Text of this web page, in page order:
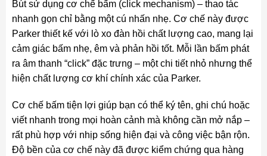
Bút sử dụng cơ chế bấm (click mechanism) – thao tác
nhanh gọn chỉ bằng một cú nhấn nhẹ. Cơ chế này được
Parker thiết kế với lò xo đàn hồi chất lượng cao, mang lại
cảm giác bấm nhẹ, êm và phản hồi tốt. Mỗi lần bấm phát
ra âm thanh “click” đặc trưng – một chi tiết nhỏ nhưng thể
hiện chất lượng cơ khí chính xác của Parker.
Cơ chế bấm tiện lợi giúp bạn có thể ký tên, ghi chú hoặc
viết nhanh trong mọi hoàn cảnh mà không cần mở nắp –
rất phù hợp với nhịp sống hiện đại và công việc bận rộn.
Độ bền của cơ chế này đã được kiểm chứng qua hàng